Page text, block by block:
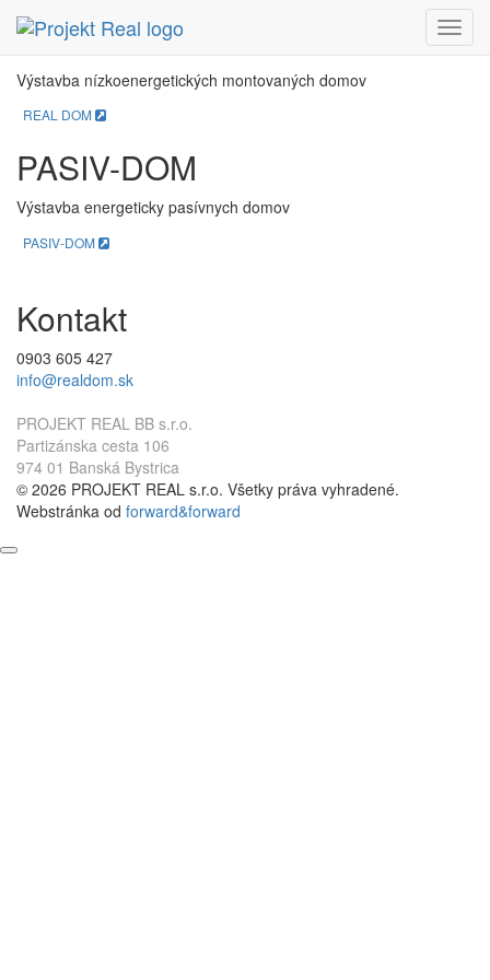
Menu
REAL DOM
Výstavba nízkoenergetických montovaných domov
REAL DOM
PASIV-DOM
Výstavba energeticky pasívnych domov
PASIV-DOM
Kontakt
0903 605 427
info@realdom.sk
PROJEKT REAL BB s.r.o.
Partizánska cesta 106
974 01 Banská Bystrica
© 2026 PROJEKT REAL s.r.o. Všetky práva vyhradené.
Webstránka od forward&forward